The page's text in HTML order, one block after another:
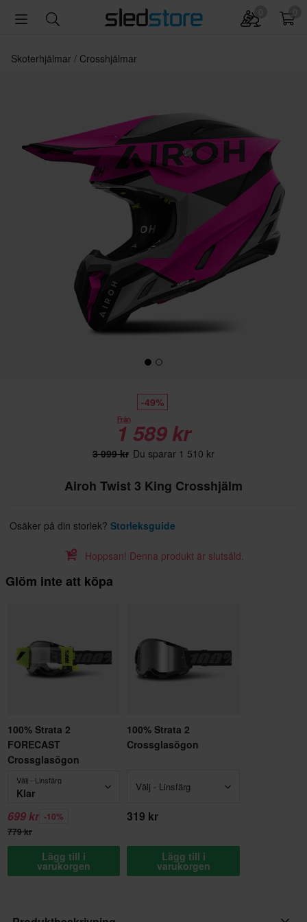
Skoterhjälmar Crosshjälmar
-49%
Från
1 589 kr
3 099 kr Du sparar 1 510 kr
Airoh Twist 3 King Crosshjälm
Osäker på din storlek? Storleksguide
Hoppsan! Denna produkt är slutsåld.
Glöm inte att köpa
100% Strata 2
FORECAST
Crossglasögon
Välj - Linsfärg
Klar
699 kr -10%
779 kr
Lägg till i
varukorgen
100% Strata 2
Crossglasögon
Välj - Linsfärg
319 kr
Lägg till i
varukorgen